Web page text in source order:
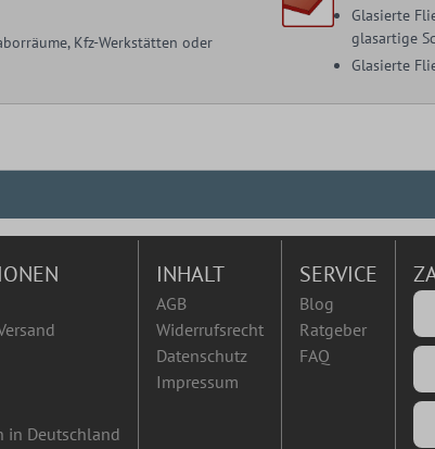
Kfz-Werkstätten oder
Glasierte
glasartige
Glasierte
in Deutschland
INHALT
AGB
Widerrufsrecht
Datenschutz
Impressum
SERVICE
Blog
Ratgeber
FAQ